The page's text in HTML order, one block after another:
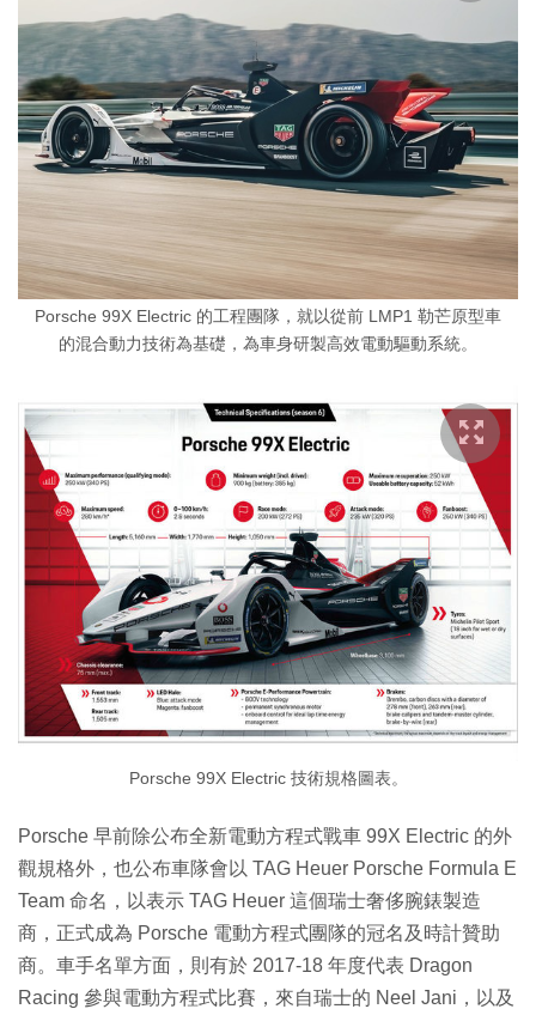
Porsche 99X Electric 的工程團隊，就以從前 LMP1 勒芒原型車
的混合動力技術為基礎，為車身研製高效電動驅動系統。
Porsche 99X Electric 技術規格圖表。
Porsche 早前除公布全新電動方程式戰車 99X Electric 的外
觀規格外，也公布車隊會以 TAG Heuer Porsche Formula E
Team 命名，以表示 TAG Heuer 這個瑞士奢侈腕錶製造
商，正式成為 Porsche 電動方程式團隊的冠名及時計贊助
商。車手名單方面，則有於 2017-18 年度代表 Dragon
Racing 參與電動方程式比賽，來自瑞士的 Neel Jani，以及